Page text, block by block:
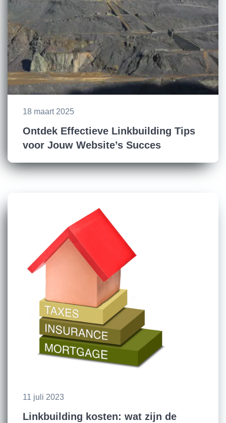
18 maart 2025
Ontdek Effectieve Linkbuilding Tips
voor Jouw Website’s Succes
11 juli 2023
Linkbuilding kosten: wat zijn de